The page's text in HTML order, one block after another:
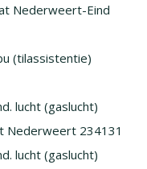
Nederweert-Eind
(tilassistentie)
lucht (gaslucht)
Nederweert 234131
lucht (gaslucht)